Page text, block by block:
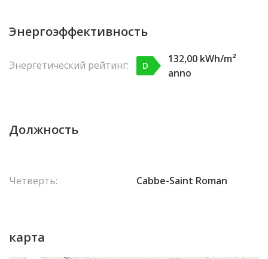
Энергоэффективность
Энергетический рейтинг: D
132,00 kWh/m²
anno
Должность
Четверть: Cabbe-Saint Roman
карта